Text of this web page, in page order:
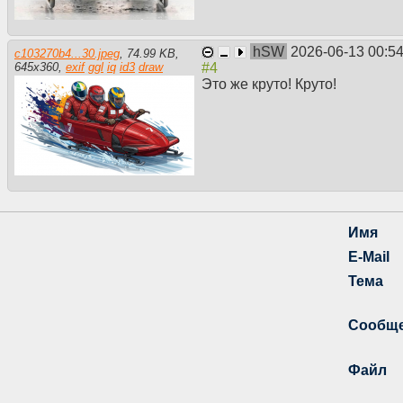
c103270b4...30.jpeg, 74.99 KB,
645x360, exif ggl iq id3 draw
hSW 2026-06-13
Это же круто! Круто!